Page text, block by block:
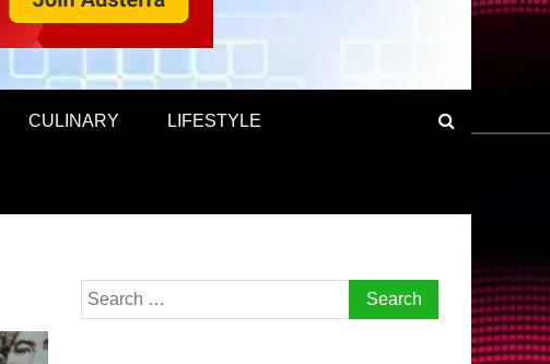
CULINARY LIFESTYLE
Search
for: